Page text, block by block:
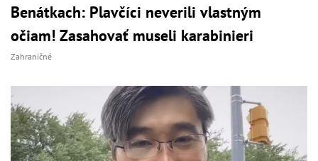
Benátkach: Plavčíci neverili vlastným
očiam! Zasahovať museli karabinieri
Zahraničné